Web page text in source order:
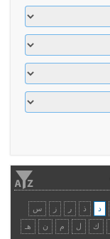
د ذ ر ز س
ك ل م ن هـ